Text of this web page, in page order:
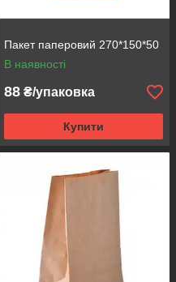
Пакет паперовий 270*150*50
В наявності
88 ₴/упаковка
Купити